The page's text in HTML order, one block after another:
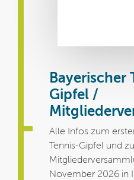
Bayerischer
Gipfel /
Alle Infos zum
Tennis-Gipfel und
November 2026 in